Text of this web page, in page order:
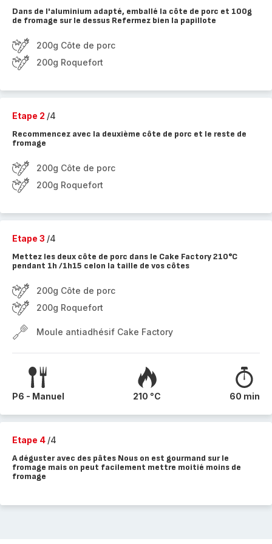
Dans de l'aluminium adapté, emballé la côte de porc et 100g
de fromage sur le dessus Refermez bien la papillote
200g Côte de porc
200g Roquefort
Etape 2 /4
Recommencez avec la deuxième côte de porc et le reste de
fromage
200g Côte de porc
200g Roquefort
Etape 3 /4
Mettez les deux côte de porc dans le Cake Factory 210°C
pendant 1h /1h15 celon la taille de vos côtes
200g Côte de porc
200g Roquefort
Moule antiadhésif Cake Factory
P6 - Manuel 210 °C 60 min
Etape 4 /4
A déguster avec des pâtes Nous on est gourmand sur le
fromage mais on peut facilement mettre moitié moins de
fromage